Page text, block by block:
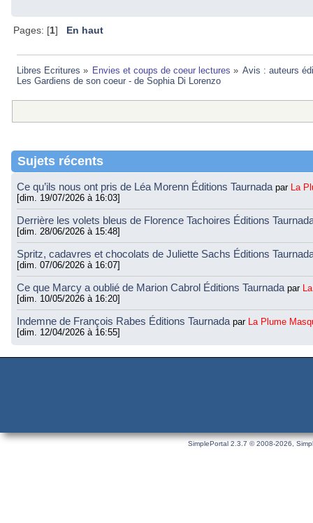
Pages: [1] En haut
Libres Ecritures » Envies et coups de coeur lectures » Avis : auteurs
Les Gardiens de son coeur - de Sophia Di Lorenzo
Sujets récents
Ce qu’ils nous ont pris de Léa Morenn Éditions Taurnada par La
[dim. 19/07/2026 à 16:03]
Derrière les volets bleus de Florence Tachoires Éditions
[dim. 28/06/2026 à 15:48]
Spritz, cadavres et chocolats de Juliette Sachs Éditions
[dim. 07/06/2026 à 16:07]
Ce que Marcy a oublié de Marion Cabrol Éditions Taurnada par
[dim. 10/05/2026 à 16:20]
Indemne de François Rabes Éditions Taurnada par La Plume
[dim. 12/04/2026 à 16:55]
SimplePortal 2.3.7 © 2008-2026,